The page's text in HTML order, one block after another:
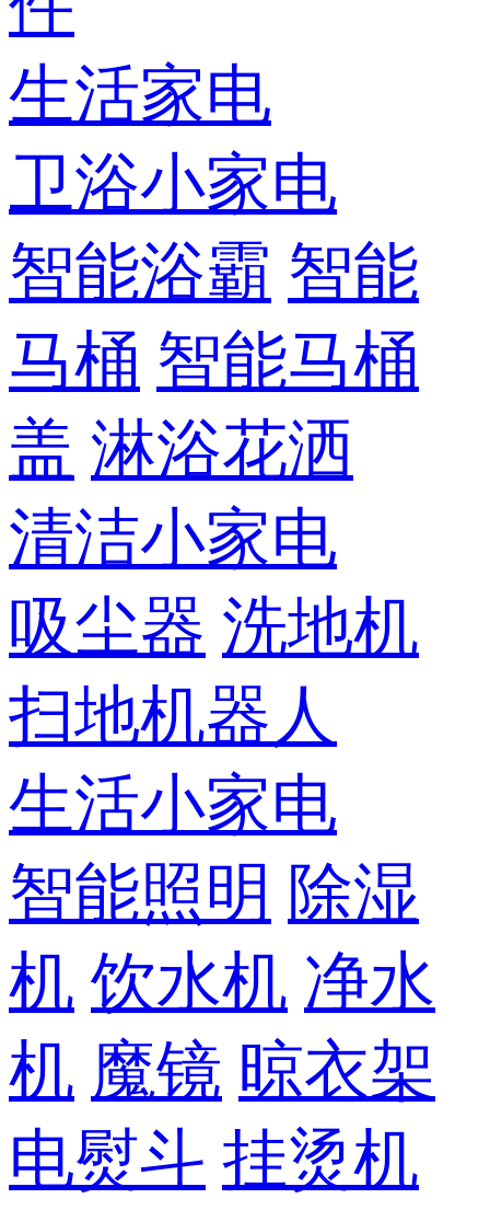
生活家电
卫浴小家电
智能浴霸 智能
马桶 智能马桶
盖 淋浴花洒
清洁小家电
吸尘器 洗地机
扫地机器人
生活小家电
智能照明 除湿
机 饮水机 净水
机 魔镜 晾衣架
电熨斗 挂烫机